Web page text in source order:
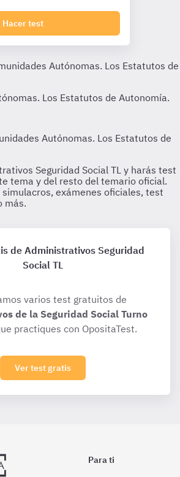
Hacer test
de Administrativos Seguridad
Social TL
varios test gratuitos de
de la Seguridad Social Turno
practiques con OpositaTest.
Ver test gratis
Para ti